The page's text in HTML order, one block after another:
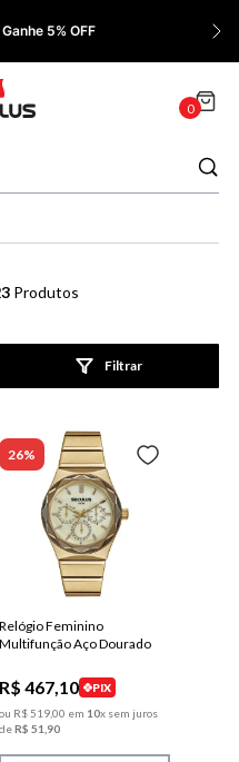
5% OFF
0
Produtos
Filtrar
26%
Relógio Feminino
Multifunção Aço Dourado
R$ 467,10
PIX
ou R$ 51900 em 10x sem juros
deR$ 51 90